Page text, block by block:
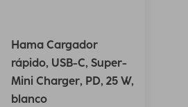
Hama Cargador
rápido, USB-C, Super-
Mini Charger, PD, 25 W,
blanco